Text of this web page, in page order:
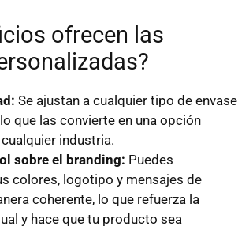
ofrecen las
Se ajustan a cualquier tipo de envase
que las convierte en una opción
industria.
sobre el branding: Puedes
colores, logotipo y mensajes de
coherente, lo que refuerza la
y hace que tu producto sea